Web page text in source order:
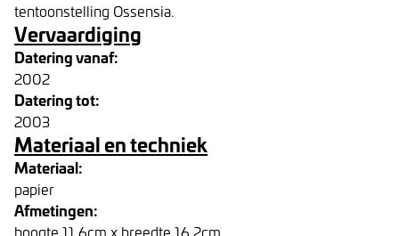
tentoonstelling Ossensia.
Vervaardiging
Datering vanaf:
2002
Datering tot:
2003
Materiaal en techniek
Materiaal:
papier
Afmetingen:
hoogte 11,6cm x breedte 16,2cm